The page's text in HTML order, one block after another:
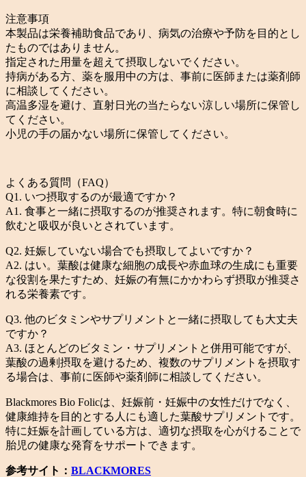
注意事項
本製品は栄養補助食品であり、病気の治療や予防を目的とし
たものではありません。
指定された用量を超えて摂取しないでください。
持病がある方、薬を服用中の方は、事前に医師または薬剤師
に相談してください。
高温多湿を避け、直射日光の当たらない涼しい場所に保管し
てください。
小児の手の届かない場所に保管してください。
よくある質問（FAQ）
Q1. いつ摂取するのが最適ですか？
A1. 食事と一緒に摂取するのが推奨されます。特に朝食時に
飲むと吸収が良いとされています。
Q2. 妊娠していない場合でも摂取してよいですか？
A2. はい。葉酸は健康な細胞の成長や赤血球の生成にも重要
な役割を果たすため、妊娠の有無にかかわらず摂取が推奨さ
れる栄養素です。
Q3. 他のビタミンやサプリメントと一緒に摂取しても大丈夫
ですか？
A3. ほとんどのビタミン・サプリメントと併用可能ですが、
葉酸の過剰摂取を避けるため、複数のサプリメントを摂取す
る場合は、事前に医師や薬剤師に相談してください。
Blackmores Bio Folicは、妊娠前・妊娠中の女性だけでなく、
健康維持を目的とする人にも適した葉酸サプリメントです。
特に妊娠を計画している方は、適切な摂取を心がけることで
胎児の健康な発育をサポートできます。
参考サイト： BLACKMORES